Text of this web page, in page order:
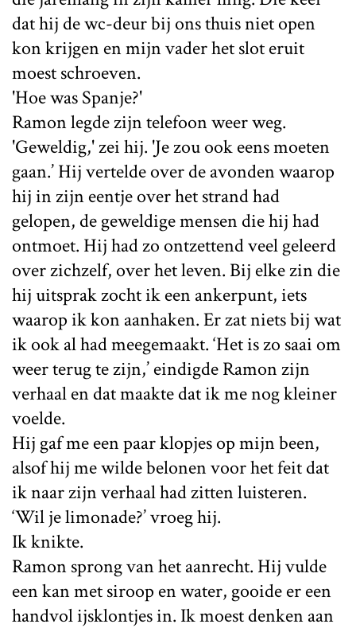
dat hij de wc-deur bij ons thuis niet open
kon krijgen en mijn vader het slot eruit
moest schroeven.
'Hoe was Spanje?'
Ramon legde zijn telefoon weer weg.
'Geweldig,' zei hij. 'Je zou ook eens moeten
gaan.’ Hij vertelde over de avonden waarop
hij in zijn eentje over het strand had
gelopen, de geweldige mensen die hij had
ontmoet. Hij had zo ontzettend veel geleerd
over zichzelf, over het leven. Bij elke zin die
hij uitsprak zocht ik een ankerpunt, iets
waarop ik kon aanhaken. Er zat niets bij wat
ik ook al had meegemaakt. ‘Het is zo saai om
weer terug te zijn,’ eindigde Ramon zijn
verhaal en dat maakte dat ik me nog kleiner
voelde.
Hij gaf me een paar klopjes op mijn been,
alsof hij me wilde belonen voor het feit dat
ik naar zijn verhaal had zitten luisteren.
‘Wil je limonade?’ vroeg hij.
Ik knikte.
Ramon sprong van het aanrecht. Hij vulde
een kan met siroop en water, gooide er een
handvol ijsklontjes in. Ik moest denken aan